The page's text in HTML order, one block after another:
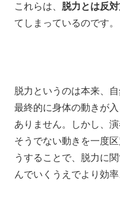
これらは、 脱力とは反
てしまっているのです。
脱力というのは本来、
最終的に身体の動きが
ありません。
しかし、
そうでない動きを一度区
うすることで、
脱力に
んでいくうえでより効